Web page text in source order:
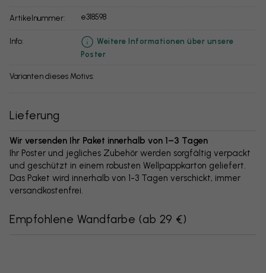
Artikelnummer: e318598
info:
Weitere Informationen über unsere
Poster
Varianten dieses Motivs:
Lieferung
Wir versenden Ihr Paket innerhalb von 1–3 Tagen
Ihr Poster und jegliches Zubehör werden sorgfältig verpackt
und geschützt in einem robusten Wellpappkarton geliefert.
Das Paket wird innerhalb von 1-3 Tagen verschickt, immer
versandkostenfrei.
Empfohlene Wandfarbe (ab 29 €)